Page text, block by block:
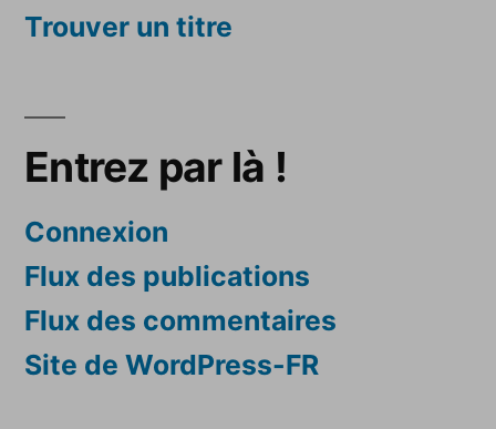
Trouver un titre
Entrez par là !
Connexion
Flux des publications
Flux des commentaires
Site de WordPress-FR